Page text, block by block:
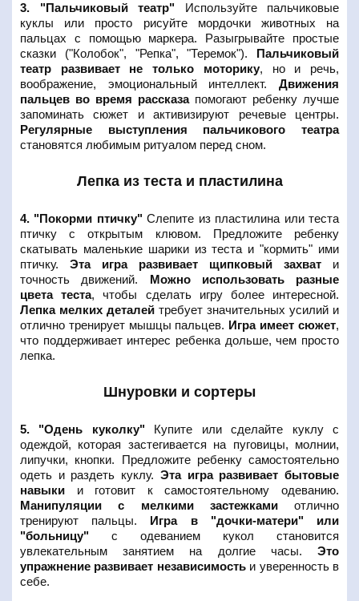
3. "Пальчиковый театр" Используйте пальчиковые
куклы или просто рисуйте мордочки животных на
пальцах с помощью маркера. Разыгрывайте простые
сказки ("Колобок", "Репка", "Теремок"). Пальчиковый
театр развивает не только моторику, но и речь,
воображение, эмоциональный интеллект. Движения
пальцев во время рассказапомогают ребенку лучше
запоминать сюжет и активизируют речевые центры.
Регулярные выступления пальчикового театра
становятся любимым ритуалом перед сном.
Лепка из теста и пластилина
4. "Покорми птичку" Слепите из пластилина или теста
птичку с открытым клювом. Предложите ребенку
скатывать маленькие шарики из теста и "кормить" ими
птичку. Эта игра развивает щипковый захват и
точность движений. Можно использовать разные
цвета теста, чтобы сделать игру более интересной.
Лепка мелких деталей требует значительных усилий и
отлично тренирует мышцы пальцев. Игра имеет сюжет,
что поддерживает интерес ребенка дольше, чем просто
лепка.
Шнуровки и сортеры
5. "Одень куколку" Купите или сделайте куклу с
одеждой, которая застегивается на пуговицы, молнии,
липучки, кнопки. Предложите ребенку самостоятельно
одеть и раздеть куклу. Эта игра развивает бытовые
навыки и готовит к самостоятельному одеванию.
Манипуляции с мелкими застежкамиотлично
тренируют пальцы. Игра в "дочки-матери" или
"больницу" с одеванием кукол становится
увлекательным занятием на долгие часы. Это
упражнение развивает независимостьи уверенность в
себе.